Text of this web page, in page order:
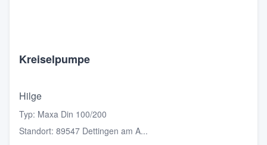
Kreiselpumpe
Hilge
Typ: Maxa Din 100/200
Standort: 89547 Dettingen am A...